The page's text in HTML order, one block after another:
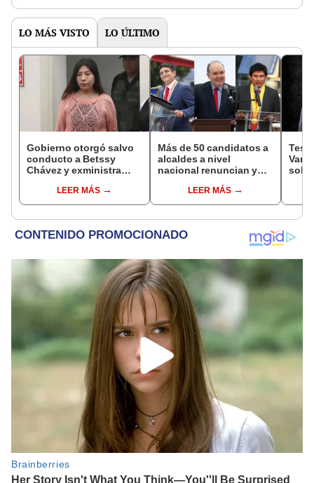
LO MÁS VISTO LO ÚLTIMO
Gobierno otorgó salvo
conducto a Betssy
Chávez y exministra
madrugadaLEER MÁS
Más de 50 candidatos a
alcaldes a nivel
nacional renuncian y
encubiertaLEER MÁS